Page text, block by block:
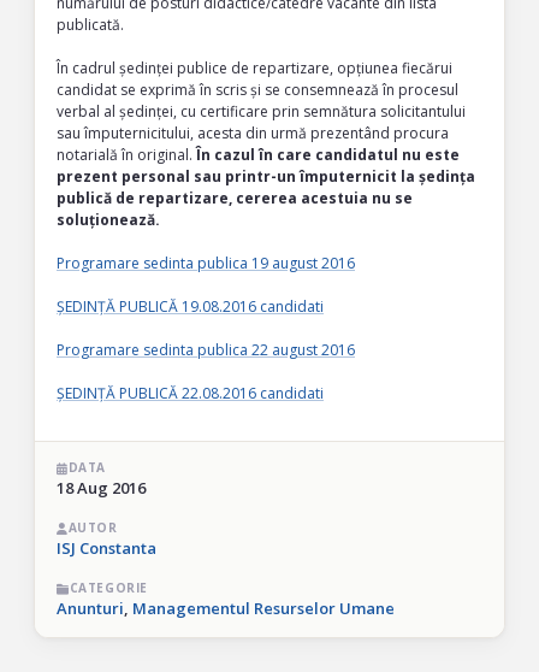
publicată.
În cadrul ședinței publice de repartizare, opțiunea fiecărui
candidat se exprimă în scris și se consemnează în procesul
verbal al ședinței, cu certificare prin semnătura solicitantului
sau împuternicitului, acesta din urmă prezentând procura
notarială în original.În cazul în care candidatul nu este
prezent personal sau printr-un împuternicit la ședința
publică de repartizare, cererea acestuia nu se
soluționează.
Programare sedinta publica 19 august 2016
ȘEDINȚĂ PUBLICĂ 19.08.2016 candidati
Programare sedinta publica 22 august 2016
ȘEDINȚĂ PUBLICĂ 22.08.2016 candidati
DATA
18 Aug 2016
AUTOR
ISJ Constanta
CATEGORIE
Anunturi, Managementul Resurselor Umane